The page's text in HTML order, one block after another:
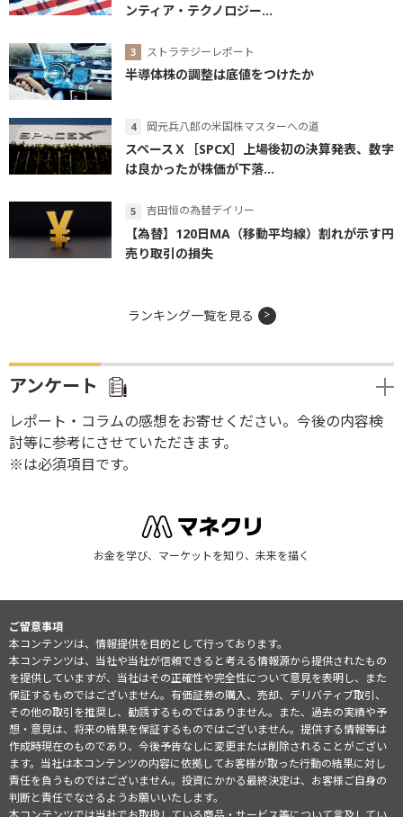
ンティア・テクノロジー...
ストラテジーレポート
半導体株の調整は底値をつけたか
岡元兵八郎の米国株マスターへの道
スペースＸ［SPCX］上場後初の決算発表、数字
は良かったが株価が下落...
吉田恒の為替デイリー
【為替】120日MA（移動平均線）割れが示す円
売り取引の損失
ランキング一覧を見る
アンケート
レポート・コラムの感想をお寄せください。今後の内容検
討等に参考にさせていただきます。
※は必須項目です。
お金を学び、マーケットを知り、未来を描く
ご留意事項
本コンテンツは、情報提供を目的として行っております。
本コンテンツは、当社や当社が信頼できると考える情報源から提供されたもの
を提供していますが、当社はその正確性や完全性について意見を表明し、また
保証するものではございません。有価証券の購入、売却、デリバティブ取引、
その他の取引を推奨し、勧誘するものではありません。また、過去の実績や予
想・意見は、将来の結果を保証するものではございません。提供する情報等は
作成時現在のものであり、今後予告なしに変更または削除されることがござい
ます。当社は本コンテンツの内容に依拠してお客様が取った行動の結果に対し
責任を負うものではございません。投資にかかる最終決定は、お客様ご自身の
判断と責任でなさるようお願いいたします。